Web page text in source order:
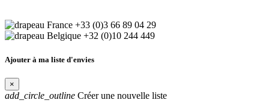
+33 (0)3 66 89 04 29
+32 (0)10 244 449
Ajouter à ma liste d'envies
×
add_circle_outline Créer une nouvelle liste